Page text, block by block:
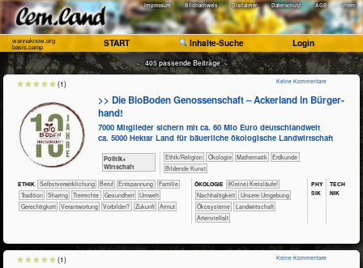
Impressum Bildnachweis Disclaimer Datenschutz AGB Intern
wannaknow.org
basis.camp START Inhalte-Suche Login
~ 405 passende Beiträge ~
>> Die BioBoden Genossenschaft – Acker­land in Bür­ger­
hand!
7000 Mitglieder sichern mit ca. 60 Mio Euro deutschlandweit
ca. 5000 Hektar Land für bäuerliche ökologische Landwirtschaft
​​​​​​​​​Politik+​
Wirtschaft
​​​​​​​​​​Ethik/​Religion ​​​​​​​​Ökologie ​​​​​​Mathematik
​​​​​Erdkunde
Bildende Kunst
ETHIK ​​​​​​​​​​​​​​​​​​​​​​​​​​​​​​​​​​​​​​​​Selbst­verwirklichung ​​​​​​​​​​​​​​​Beruf ​​​​​​​​​​​​​Entspannung
​​​​​​​​​​​Familie
​​​​​​​​​​​Tradition
​​​​​​​​​​Sharing ​​​​​​​​Tierrechte ​​​​​​Gesundheit
​​​​​Umwelt
​​​​Gerechtigkeit
​​Verantwortung ​​Vorbilder? ​Zukunft Armut
ÖKO​LOGIE
​​​​​​​​​​​​​​(Kleine) Kreisläufe!
​​​​​​​​​​​​​​​Nachhaltigkeit
​​​​​​​​​​​​​Unsere Umgebung
​​​​​​​​​​​Ökosysteme
​​​​​Landwirtschaft
Artenvielfalt
PHY​
SIK
TECH​
NIK
Keine Kommentare
(1)
Keine Kommentare
(1)